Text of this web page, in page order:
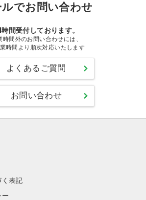
ルでお問い合わせ
間受付しております。
時間外のお問い合わせには、
時間より順次対応いたします
よくあるご質問
お問い合わせ
表記
ー